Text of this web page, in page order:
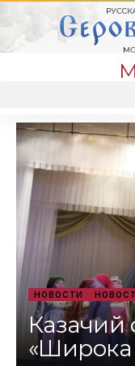
НОВОСТИ
Казачий
«Широка